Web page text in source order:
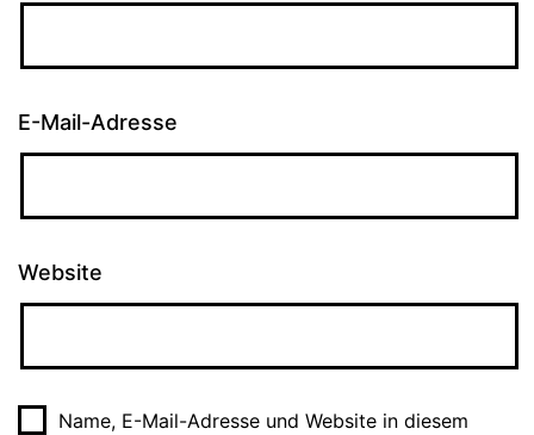
E-Mail-Adresse
Website
Name, E-Mail-Adresse und Website in diesem